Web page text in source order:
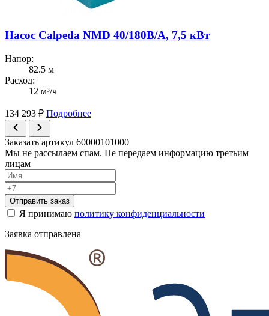
Насос Calpeda NMD 40/180B/A, 7,5 кВт
Напор:
82.5 м
Расход:
12 м³/ч
134 293 ₽ Подробнее
Заказать артикул 60000101000
Мы не рассылаем спам. Не передаем информацию третьим
лицам
Отправить заказ
Я принимаю политику конфиденциальности
Заявка отправлена